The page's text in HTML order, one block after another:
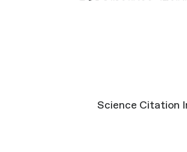
Science Citation